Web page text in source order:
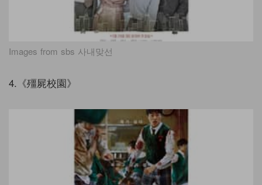
Images from sbs 사내맞선
4.《殭屍校園》